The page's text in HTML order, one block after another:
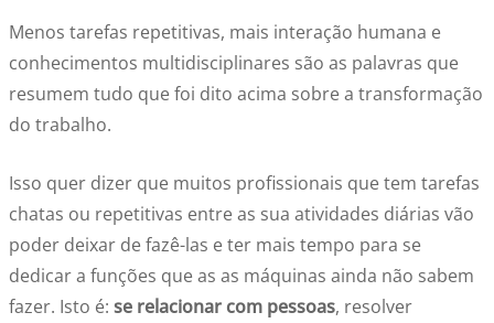
Menos tarefas repetitivas, mais interação humana e
conhecimentos multidisciplinares são as palavras que
resumem tudo que foi dito acima sobre a transformação
do trabalho.
Isso quer dizer que muitos profissionais que tem tarefas
chatas ou repetitivas entre as sua atividades diárias vão
poder deixar de fazê-las e ter mais tempo para se
dedicar a funções que as as máquinas ainda não sabem
fazer. Isto é: se relacionar com pessoas, resolver